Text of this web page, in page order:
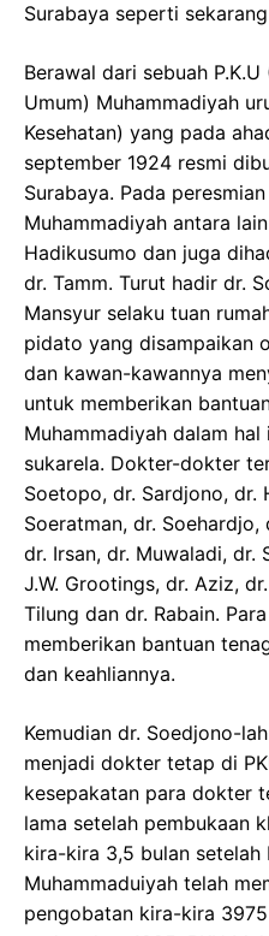
Surabaya seperti
Berawal dari sebuah
Umum) Muhammadiyah
Kesehatan) yang pada
september 1924 resmi
Surabaya. Pada
Muhammadiyah antara
Hadikusumo dan juga
dr. Tamm. Turut hadir dr.
Mansyur selaku tuan
pidato yang disampaikan
dan kawan-kawannya
untuk memberikan
Muhammadiyah dalam hal
sukarela. Dokter-dokter
Soetopo, dr. Sardjono, dr.
Soeratman, dr.
dr. Irsan, dr. Muwaladi, dr.
J.W. Grootings, dr. Aziz,
Tilung dan dr. Rabain.
memberikan bantuan
dan keahliannya.
Kemudian dr. Soedjono-
menjadi dokter tetap di
kesepakatan para dokter
lama setelah pembukaan
kira-kira 3,5 bulan setelah
Muhammaduiyah telah
pengobatan kira-kira